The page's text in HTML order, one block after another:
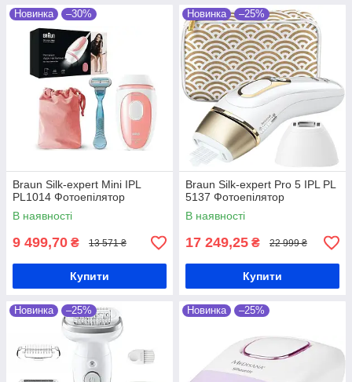
Новинка –30%
Braun Silk-expert Mini IPL
PL1014 Фотоепілятор
В наявності
9 499,70 ₴ 13 571 ₴
Купити
Новинка –25%
Braun Silk-expert Pro 5 IPL PL
5137 Фотоепілятор
В наявності
17 249,25 ₴ 22 999 ₴
Купити
Новинка –25% Новинка –25%